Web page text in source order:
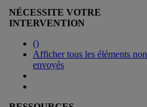
NÉCESSITE VOTRE
INTERVENTION
()
Afficher tous les éléments non
envoyés